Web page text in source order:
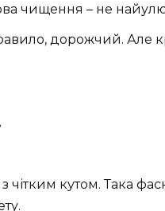
чищення – не
дорожчий. Але
кутом. Така